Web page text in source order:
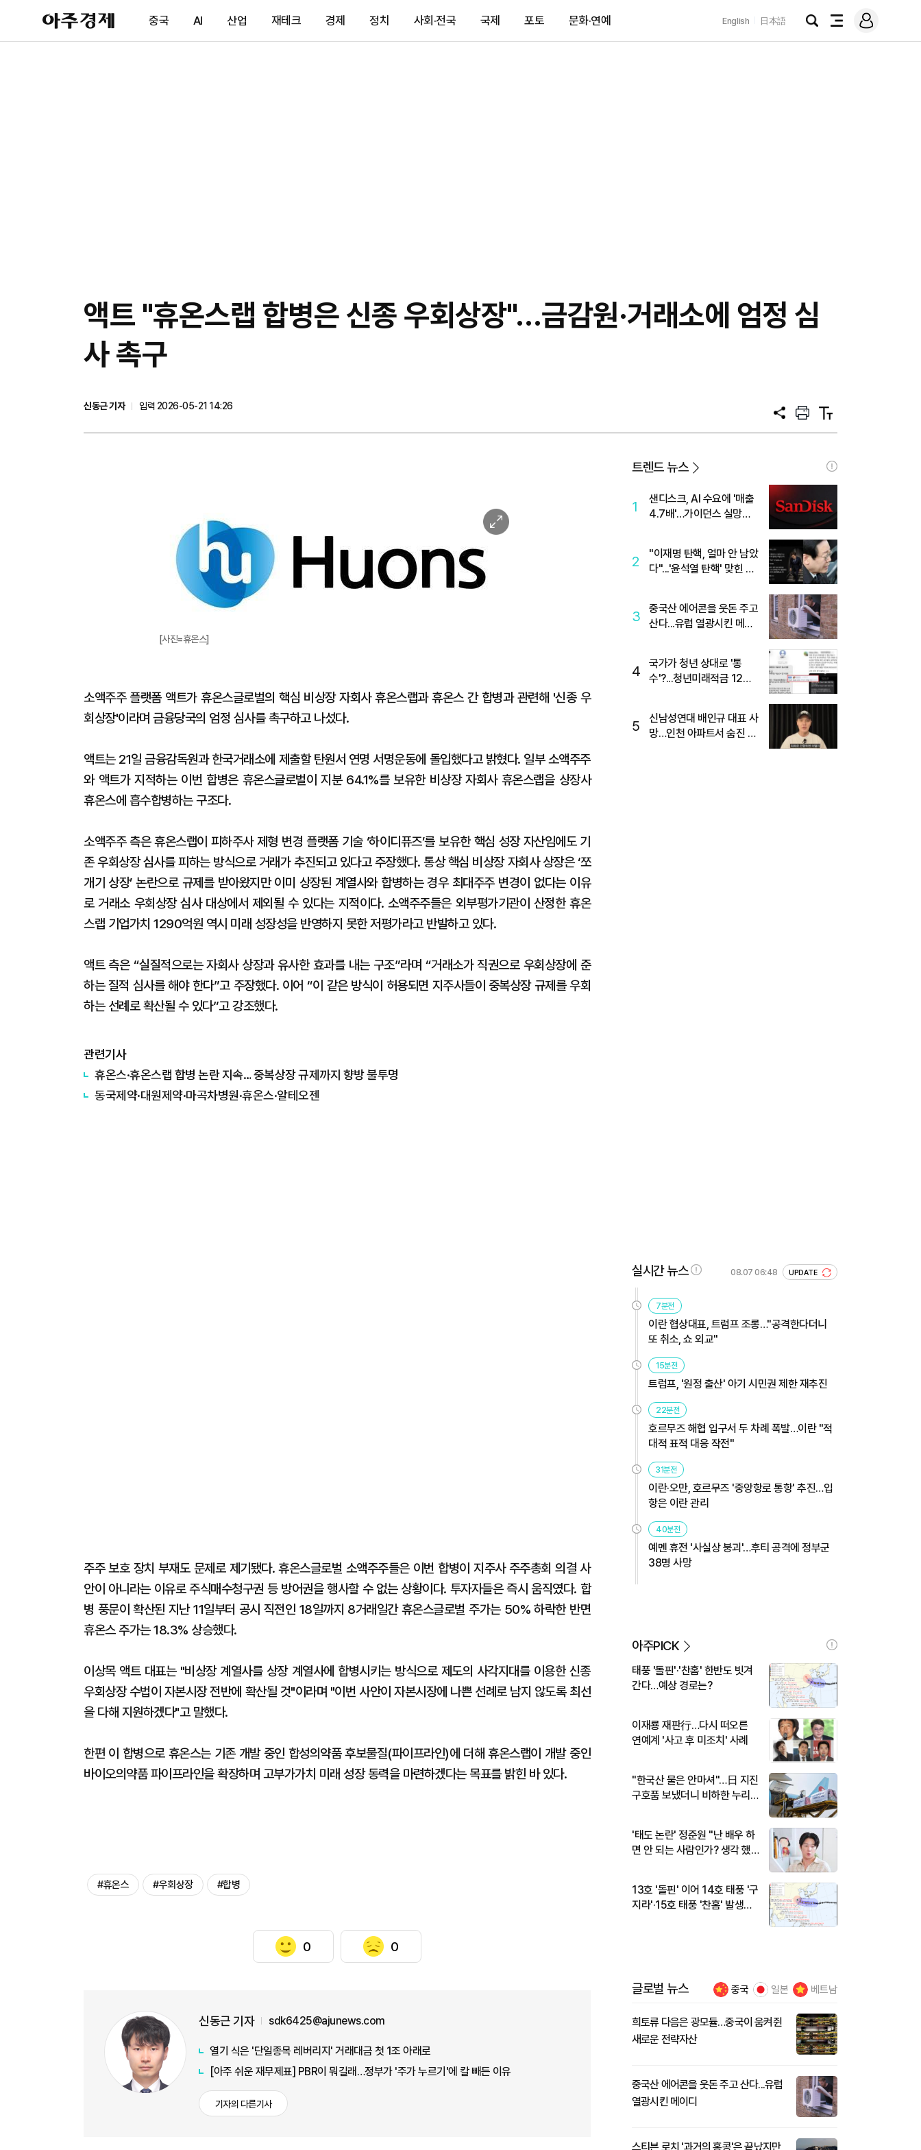
아
주
제
중국 AI 산업 재테크 경제 정치 사회·전국 국제 포토 문화·연예 English 日本語
검
전
메
그
액트 "휴온스랩 합병은 신종 우회상장"…금감원·거래소에 엄정 심
사 촉구
신동근 기자
입력 2026-05-21 14:26
공
프
트
텍
트
이
미
지
확
[사진=휴온스]
소액주주 플랫폼 액트가 휴온스글로벌의 핵심 비상장 자회사 휴온스랩과 휴온스 간 합병과 관련해 '신종 우
회상장'이라며 금융당국의 엄정 심사를 촉구하고 나섰다.
액트는 21일 금융감독원과 한국거래소에 제출할 탄원서 연명 서명운동에 돌입했다고 밝혔다. 일부 소액주주
와 액트가 지적하는 이번 합병은 휴온스글로벌이 지분 64.1%를 보유한 비상장 자회사 휴온스랩을 상장사
휴온스에 흡수합병하는 구조다.
소액주주 측은 휴온스랩이 피하주사 제형 변경 플랫폼 기술 ‘하이디퓨즈’를 보유한 핵심 성장 자산임에도 기
존 우회상장 심사를 피하는 방식으로 거래가 추진되고 있다고 주장했다. 통상 핵심 비상장 자회사 상장은 ‘쪼
개기 상장’ 논란으로 규제를 받아왔지만 이미 상장된 계열사와 합병하는 경우 최대주주 변경이 없다는 이유
로 거래소 우회상장 심사 대상에서 제외될 수 있다는 지적이다. 소액주주들은 외부평가기관이 산정한 휴온
스랩 기업가치 1290억원 역시 미래 성장성을 반영하지 못한 저평가라고 반발하고 있다.
액트 측은 “실질적으로는 자회사 상장과 유사한 효과를 내는 구조”라며 “거래소가 직권으로 우회상장에 준
하는 질적 심사를 해야 한다”고 주장했다. 이어 “이 같은 방식이 허용되면 지주사들이 중복상장 규제를 우회
하는 선례로 확산될 수 있다”고 강조했다.
관련기사
휴온스·휴온스랩 합병 논란 지속… 중복상장 규제까지 향방 불투명
동국제약·대원제약·마곡차병원·휴온스·알테오젠
주주 보호 장치 부재도 문제로 제기됐다. 휴온스글로벌 소액주주들은 이번 합병이 지주사 주주총회 의결 사
안이 아니라는 이유로 주식매수청구권 등 방어권을 행사할 수 없는 상황이다. 투자자들은 즉시 움직였다. 합
병 풍문이 확산된 지난 11일부터 공시 직전인 18일까지 8거래일간 휴온스글로벌 주가는 50% 하락한 반면
휴온스 주가는 18.3% 상승했다.
이상목 액트 대표는 "비상장 계열사를 상장 계열사에 합병시키는 방식으로 제도의 사각지대를 이용한 신종
우회상장 수법이 자본시장 전반에 확산될 것"이라며 "이번 사안이 자본시장에 나쁜 선례로 남지 않도록 최선
을 다해 지원하겠다"고 말했다.
한편 이 합병으로 휴온스는 기존 개발 중인 합성의약품 후보물질(파이프라인)에 더해 휴온스랩이 개발 중인
바이오의약품 파이프라인을 확장하며 고부가가치 미래 성장 동력을 마련하겠다는 목표를 밝힌 바 있다.
#휴온스 #우회상장 #합병
0 0
신동근 기자 sdk6425@ajunews.com
열기 식은 '단일종목 레버리지' 거래대금 첫 1조 아래로
[아주 쉬운 재무제표] PBR이 뭐길래…정부가 '주가 누르기'에 칼 빼든 이유
기자의 다른기사
트렌드 뉴스
1
샌디스크, AI 수요에 '매출
4.7배'…가이던스 실망에
2
"이재명 탄핵, 얼마 안 남았
다"...'윤석열 탄핵' 맞힌 무
3
중국산 에어콘을 웃돈 주고
산다...유럽 열광시킨 메이
4
국가가 청년 상대로 '통
수'?...청년미래적금 12%
5
신남성연대 배인규 대표 사
망…인천 아파트서 숨진 채
실시간 뉴스 08.07 06:48 UPDATE
7분전
이란 협상대표, 트럼프 조롱…"공격한다더니
또 취소, 쇼 외교"
15분전
트럼프, '원정 출산' 아기 시민권 제한 재추진
22분전
호르무즈 해협 입구서 두 차례 폭발…이란 "적
대적 표적 대응 작전"
31분전
이란·오만, 호르무즈 '중앙항로 통항' 추진…입
항은 이란 관리
40분전
예멘 휴전 '사실상 붕괴'…후티 공격에 정부군
38명 사망
아주PICK
태풍 '돌핀'·'찬홈' 한반도 빗겨
간다…예상 경로는?
이재룡 재판行…다시 떠오른
연예계 '사고 후 미조치' 사례
"한국산 물은 안마셔"…日 지진
구호품 보냈더니 비하한 누리
'태도 논란' 정준원 "난 배우 하
면 안 되는 사람인가? 생각 했
13호 '돌핀' 이어 14호 태풍 '구
지라'·15호 태풍 '찬홈' 발생…
글로벌 뉴스 중국 일본 베트남
희토류 다음은 광모듈…중국이 움켜쥔
새로운 전략자산
중국산 에어콘을 웃돈 주고 산다...유럽
열광시킨 메이디
스티븐 로치 '과거의 홍콩'은 끝났지만